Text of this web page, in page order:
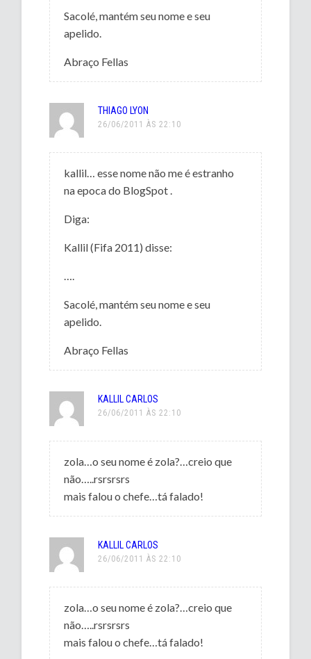
Sacolé, mantém seu nome e seu
apelido.
Abraço Fellas
THIAGO LYON
26/06/2011 ÀS 22:10
kallil… esse nome não me é estranho
na epoca do BlogSpot .
Diga:
Kallil (Fifa 2011) disse:
Sacolé, mantém seu nome e seu
apelido.
Abraço Fellas
KALLIL CARLOS
26/06/2011 ÀS 22:10
zola…o seu nome é zola?…creio que
não…..rsrsrsrs
mais falou o chefe…tá falado!
KALLIL CARLOS
26/06/2011 ÀS 22:10
zola…o seu nome é zola?…creio que
não…..rsrsrsrs
mais falou o chefe…tá falado!